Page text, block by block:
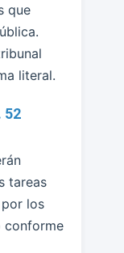
que
literal.
52
tareas
los
conforme